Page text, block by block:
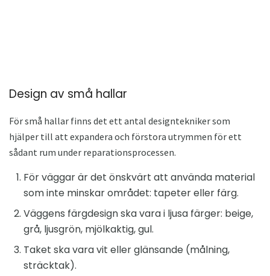
Design av små hallar
För små hallar finns det ett antal designtekniker som
hjälper till att expandera och förstora utrymmen för ett
sådant rum under reparationsprocessen.
För väggar är det önskvärt att använda material
som inte minskar området: tapeter eller färg.
Väggens färgdesign ska vara i ljusa färger: beige,
grå, ljusgrön, mjölkaktig, gul.
Taket ska vara vit eller glänsande (målning,
sträcktak).